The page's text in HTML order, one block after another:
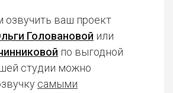
ваш проект
Головановой или
по выгодной
студии можно
самыми